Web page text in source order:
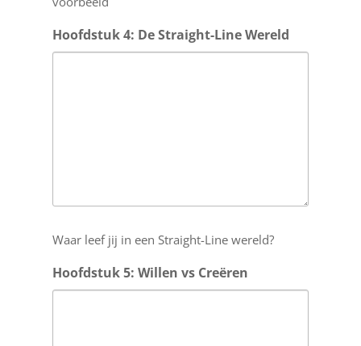
Hoofdstuk 4: De Straight-Line Wereld
Waar leef jij in een Straight-Line wereld?
Hoofdstuk 5: Willen vs Creëren